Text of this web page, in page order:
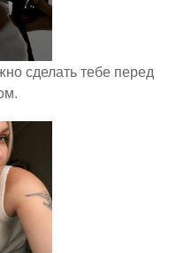
сделать тебе перед